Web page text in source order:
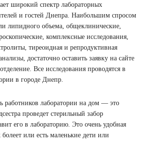
широкий спектр лабораторных
и гостей Днепра. Наибольшим спросом
липидного объема, общеклинические,
комплексные исследования,
тиреоидная и репродуктивная
достаточно оставить заявку на сайте
Все исследования проводятся в
в городе Днепр.
работников лаборатории на дом — это
проведет стерильный забор
его в лабораторию. Это очень удобная
болеет или есть маленькие дети или